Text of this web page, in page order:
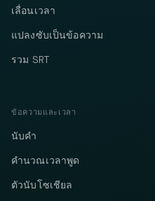
เลื่อนเวลา
แปลงซับเป็นข้อความ
รวม SRT
ข้อความและเวลา
นับคำ
คำนวณเวลาพูด
ตัวนับโซเชียล